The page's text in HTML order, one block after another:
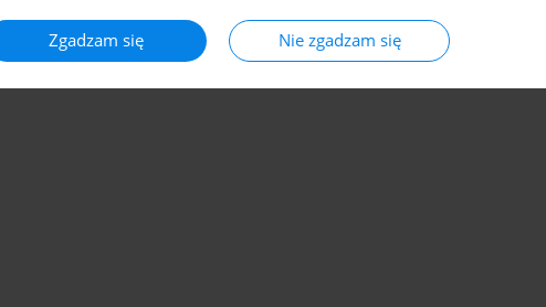
Zgadzam się Nie zgadzam się